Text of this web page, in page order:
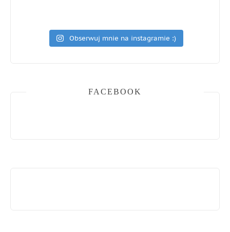
Obserwuj mnie na instagramie :)
FACEBOOK